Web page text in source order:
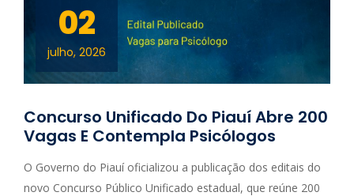
02
julho, 2026
Concurso Unificado Do Piauí Abre 200
Vagas E Contempla Psicólogos
O Governo do Piauí oficializou a publicação dos editais do
novo Concurso Público Unificado estadual, que reúne 200